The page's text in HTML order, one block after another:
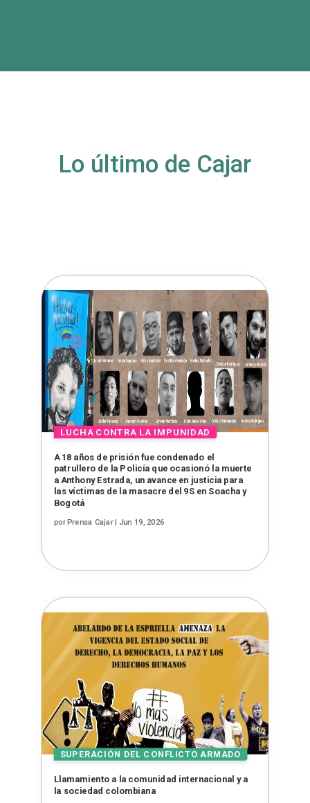
Lo último de Cajar
A 18 años de prisión fue condenado el
patrullero de la Policía que ocasionó la muerte
a Anthony Estrada, un avance en justicia para
las víctimas de la masacre del 9S en Soacha y
Bogotá
porPrensa Cajar| Jun 19, 2026
Llamamiento a la comunidad internacional y a
la sociedad colombiana